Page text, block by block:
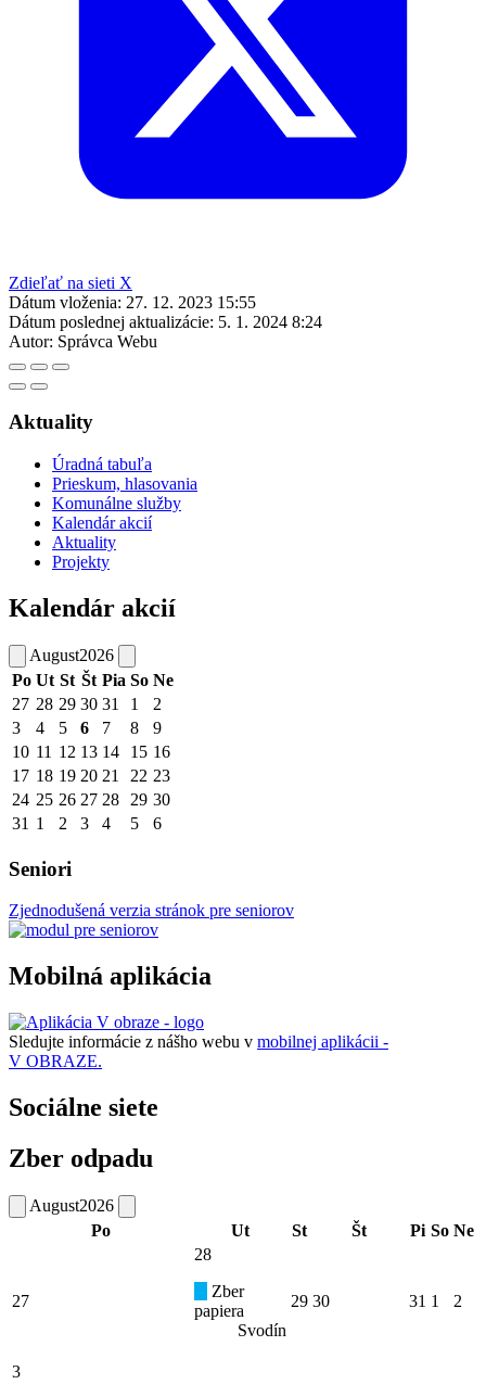
Zdieľať na sieti X
Dátum vloženia: 27. 12. 2023 15:55
Dátum poslednej aktualizácie: 5. 1. 2024 8:24
Autor: Správca Webu
Aktuality
Úradná tabuľa
Prieskum, hlasovania
Komunálne služby
Kalendár akcií
Aktuality
Projekty
Kalendár akcií
August2026
Po Ut St Št Pia So Ne
27 28 29 30 31 1
2
3
4 5 6 7 8
9
10 11 12 13 14 15 16
17 18 19 20 21 22 23
24 25 26 27 28 29 30
31 1 2 3 4 5 6
Seniori
Zjednodušená verzia stránok pre seniorov
Mobilná aplikácia
Sledujte informácie z nášho webu v mobilnej aplikácii -
V OBRAZE.
Sociálne siete
Zber odpadu
August2026
Po
Ut St Št Pi So Ne
27
28
Zber
papiera
Svodín
29 30 31 1 2
3